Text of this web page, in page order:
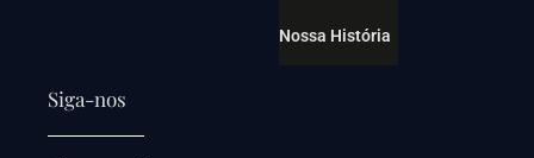
Nossa História
Siga-nos